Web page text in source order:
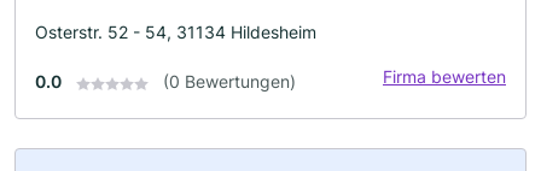
Osterstr. 52 - 54, 31134 Hildesheim
0.0 (0 Bewertungen) Firma bewerten